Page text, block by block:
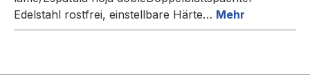
Edelstahl rostfrei, einstellbare Härte… Mehr